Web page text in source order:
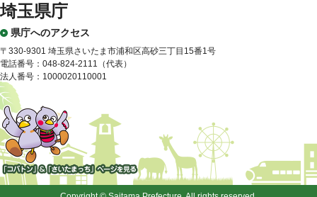
埼玉県庁
県庁へのアクセス
〒330-9301 埼玉県さいたま市浦和区高砂三丁目15番1号
電話番号：048-824-2111（代表）
法人番号：1000020110001
「コバトン」&「さいたまっ